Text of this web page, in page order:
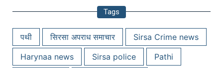
Tags
पथी सिरसा अपराध समाचार
Sirsa Crime news
Harynaa news
Sirsa police
Pathi